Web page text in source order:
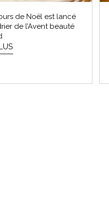
de Noël est lancé
de l’Avent beauté